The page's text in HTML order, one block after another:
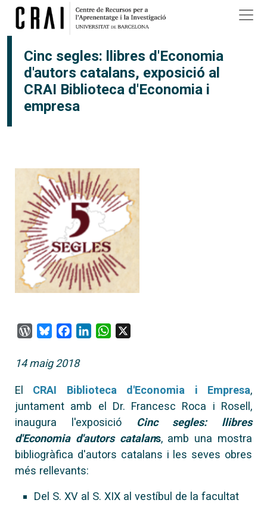
Vés al contingut
Cinc segles: llibres d'Economia
d'autors catalans, exposició al
CRAI Biblioteca d'Economia i
empresa
WordPress
BlueskyFacebook
LinkedInWhatsApp
14 maig 2018
El CRAI Biblioteca d'Economia i Empresa,
juntament amb el Dr. Francesc Roca i Rosell,
inaugura l'exposició
Cinc segles: llibres
d'Economia d'autors catalans, amb una mostra
bibliogràfica d'autors catalans i les seves obres
més rellevants:
Del S. XV al S. XIX al vestíbul de la facultat